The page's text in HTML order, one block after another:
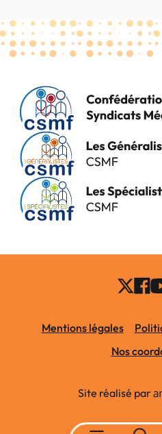
Mentions légales
Nos
Site réalisé par